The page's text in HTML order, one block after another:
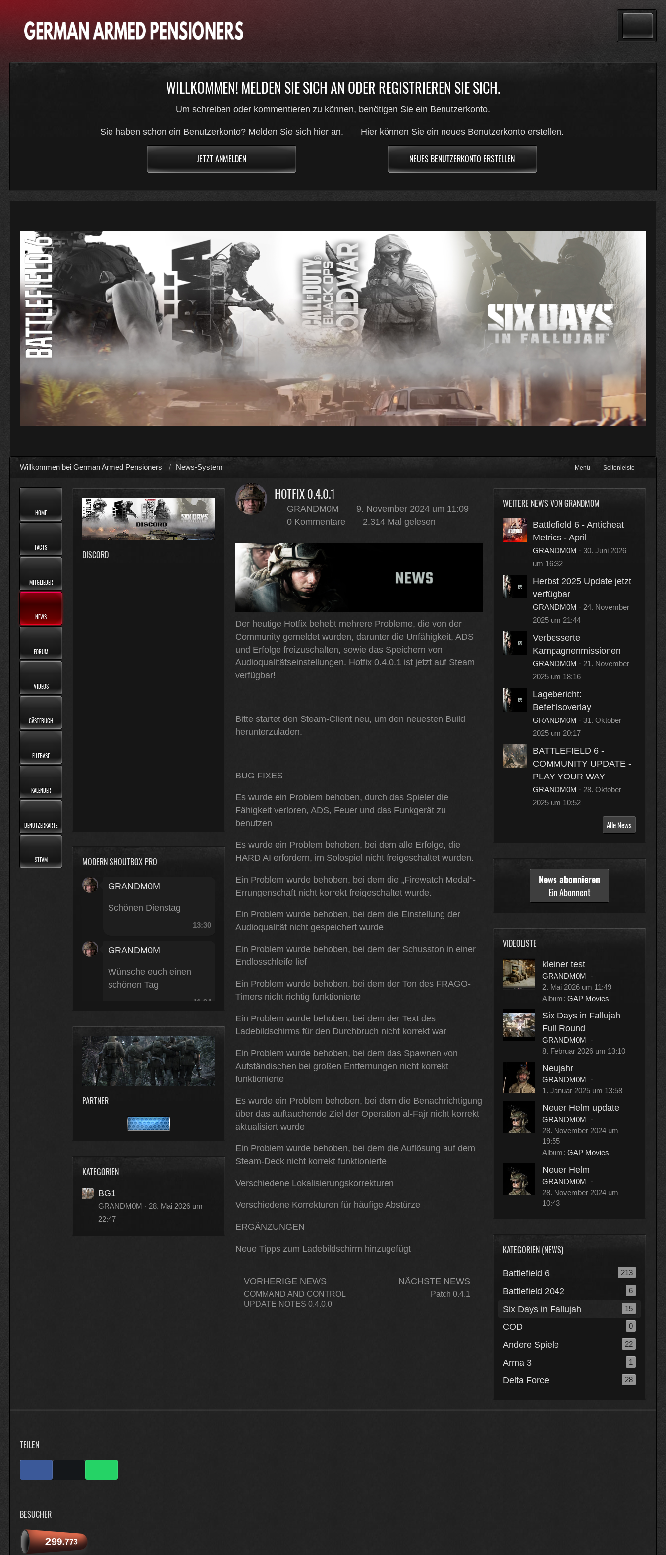
WILLKOMMEN! MELDEN SIE SICH AN ODER REGISTRIEREN SIE SICH.
Um schreiben oder kommentieren zu können, benötigen Sie ein Benutzerkonto.
Sie haben schon ein Benutzerkonto? Melden Sie sich hier an.
JETZT ANMELDEN
Hier können Sie ein neues Benutzerkonto erstellen.
NEUES BENUTZERKONTO ERSTELLEN
Willkommen bei German Armed Pensioners News-System Menü Seitenleiste
HOME
FACTS
MITGLIEDER
NEWS
FORUM
VIDEOS
GÄSTEBUCH
FILEBASE
KALENDER
BENUTZERKARTE
STEAM
DISCORD
MODERN SHOUTBOX PRO
GRANDM0M
Schönen Dienstag
13:30
GRANDM0M
Wünsche euch einen
schönen Tag
11:34
FZ-Rebell
moin
16:23
FZ-Rebell
hallo
19warpig89
PARTNER
KATEGORIEN
BG1
GRANDM0M
28. Mai 2026 um
22:47
HOTFIX 0.4.0.1
GRANDM0M
9. November 2024 um 11:09
0 Kommentare
2.314 Mal gelesen
Der heutige Hotfix behebt mehrere Probleme, die von der
Community gemeldet wurden, darunter die Unfähigkeit, ADS
und Erfolge freizuschalten, sowie das Speichern von
Audioqualitätseinstellungen. Hotfix 0.4.0.1 ist jetzt auf Steam
verfügbar!
Bitte startet den Steam-Client neu, um den neuesten Build
herunterzuladen.
BUG FIXES
Es wurde ein Problem behoben, durch das Spieler die
Fähigkeit verloren, ADS, Feuer und das Funkgerät zu
benutzen
Es wurde ein Problem behoben, bei dem alle Erfolge, die
HARD AI erfordern, im Solospiel nicht freigeschaltet wurden.
Ein Problem wurde behoben, bei dem die „Firewatch Medal“-
Errungenschaft nicht korrekt freigeschaltet wurde.
Ein Problem wurde behoben, bei dem die Einstellung der
Audioqualität nicht gespeichert wurde
Ein Problem wurde behoben, bei dem der Schusston in einer
Endlosschleife lief
Ein Problem wurde behoben, bei dem der Ton des FRAGO-
Timers nicht richtig funktionierte
Ein Problem wurde behoben, bei dem der Text des
Ladebildschirms für den Durchbruch nicht korrekt war
Ein Problem wurde behoben, bei dem das Spawnen von
Aufständischen bei großen Entfernungen nicht korrekt
funktionierte
Es wurde ein Problem behoben, bei dem die Benachrichtigung
über das auftauchende Ziel der Operation al-Fajr nicht korrekt
aktualisiert wurde
Ein Problem wurde behoben, bei dem die Auflösung auf dem
Steam-Deck nicht korrekt funktionierte
Verschiedene Lokalisierungskorrekturen
Verschiedene Korrekturen für häufige Abstürze
ERGÄNZUNGEN
Neue Tipps zum Ladebildschirm hinzugefügt
VORHERIGE NEWS
COMMAND AND CONTROL
UPDATE NOTES 0.4.0.0
NÄCHSTE NEWS
Patch 0.4.1
WEITERE NEWS VONGRANDM0M
Battlefield 6 - Anticheat
Metrics - April
GRANDM0M
30. Juni 2026
um 16:32
Herbst 2025 Update jetzt
verfügbar
GRANDM0M
24. November
2025 um 21:44
Verbesserte
Kampagnenmissionen
GRANDM0M
21. November
2025 um 18:16
Lagebericht:
Befehlsoverlay
GRANDM0M
31. Oktober
2025 um 20:17
BATTLEFIELD 6 -
COMMUNITY UPDATE -
PLAY YOUR WAY
GRANDM0M
28. Oktober
2025 um 10:52
Alle News
News abonnieren
Ein Abonnent
VIDEOLISTE
kleiner test
GRANDM0M
2. Mai 2026 um 11:49
Album GAP Movies
Six Days in Fallujah
Full Round
GRANDM0M
8. Februar 2026 um 13:10
Neujahr
GRANDM0M
1. Januar 2025 um 13:58
Neuer Helm update
GRANDM0M
28. November 2024 um
19:55
Album GAP Movies
Neuer Helm
GRANDM0M
28. November 2024 um
10:43
KATEGORIEN (NEWS)
Battlefield 6 213
Battlefield 2042 6
Six Days in Fallujah 15
COD 0
Andere Spiele 22
Arma 3 1
Delta Force 28
TEILEN
BESUCHER
299.773